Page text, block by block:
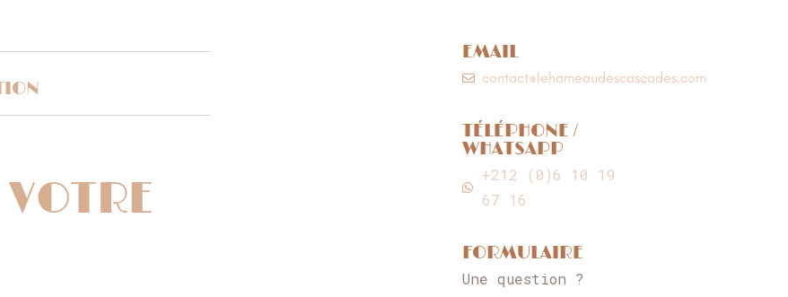
EMAIL
contact@lehameaudescascades.com
TÉLÉPHONE /
WHATSAPP
+212 (0)6 10 19
67 16
FORMULAIRE
Une question ?